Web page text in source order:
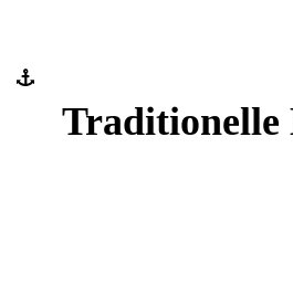
Traditionelle